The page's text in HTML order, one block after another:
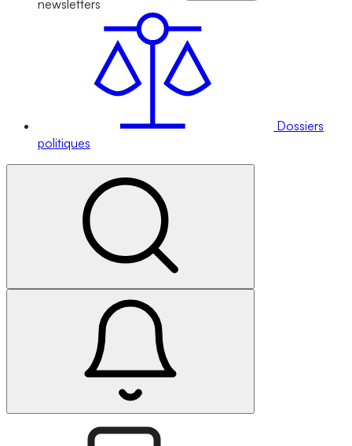
newsletters
Dossiers
politiques